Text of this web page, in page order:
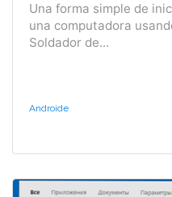
Una forma simple de
una computadora
Soldador de...
Androide